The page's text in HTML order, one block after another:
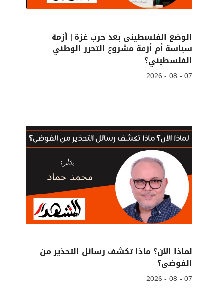
الوضع الفلسطيني بعد حرب غزة | أزمة
سياسة أم أزمة مشروع التحرر الوطني
الفلسطيني؟
07 - 08 - 2026
لماذا الآن؟ ماذا تكشف رسائل التحذير من
الفوضى؟
07 - 08 - 2026